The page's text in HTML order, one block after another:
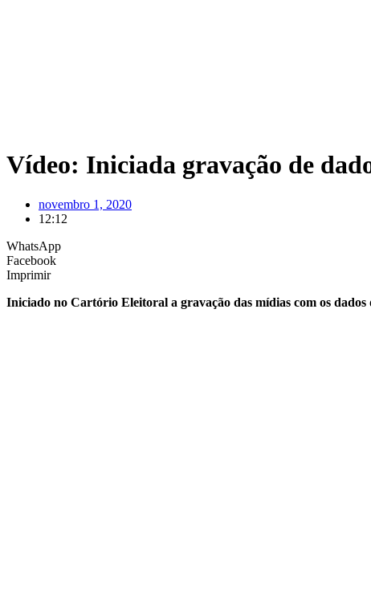
Vídeo: Iniciada gravação de
novembro 1, 2020
12:12
WhatsApp
Facebook
Imprimir
Iniciado no Cartório Eleitoral a gravação das mídias com os